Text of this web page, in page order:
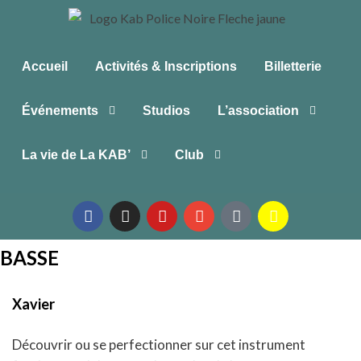
Accueil Activités & Inscriptions Billetterie
Événements Studios L’association
La vie de La KAB’ Club
BASSE
Xavier
Découvrir ou se perfectionner sur cet instrument